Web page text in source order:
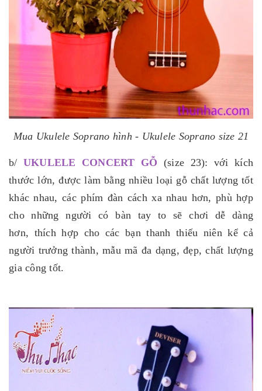
Mua Ukulele Soprano hình - Ukulele Soprano size 21
b/ UKULELE CONCERT GỖ (size 23): với kích
thước lớn, được làm bằng nhiều loại gỗ chất lượng tốt
khác nhau, các phím đàn cách xa nhau hơn, phù hợp
cho những người có bàn tay to sẽ chơi dễ dàng
hơn, thích hợp cho các bạn thanh thiếu niên kể cả
người trưởng thành, mẫu mã đa dạng, đẹp, chất lượng
gia công tốt.